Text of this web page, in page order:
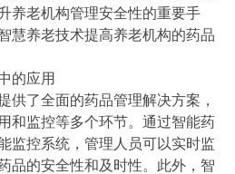
养老机构管理安全性的重要手
慧养老技术提高养老机构的药品
的应用
供了全面的药品管理解决方案，
和监控等多个环节。通过智能药
监控系统，管理人员可以实时监
品的安全性和及时性。此外，智